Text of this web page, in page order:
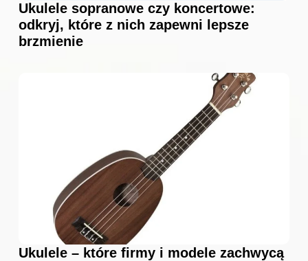
Ukulele sopranowe czy koncertowe:
odkryj, które z nich zapewni lepsze
brzmienie
Ukulele – które firmy i modele zachwycą